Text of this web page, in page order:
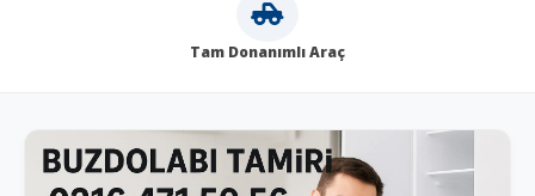
Tam Donanımlı Araç